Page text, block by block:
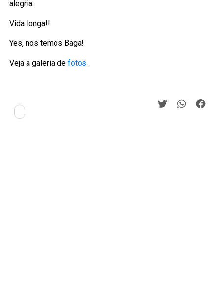
alegria.
Vida longa!!
Yes, nos temos Baga!
Veja a galeria de fotos.